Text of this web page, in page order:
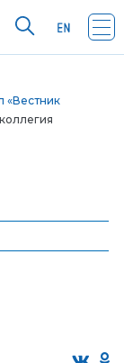
«Вестник